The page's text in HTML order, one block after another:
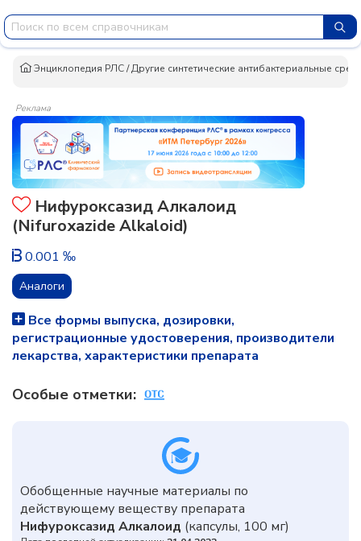
Энциклопедия РЛС/Другие синтетические антибактериальные
Реклама
Нифуроксазид Алкалоид
(Nifuroxazide Alkaloid)
0.001 ‰
Аналоги
Все формы выпуска, дозировки,
регистрационные удостоверения, производители
лекарства, характеристики препарата
Особые отметки:
Обобщенные научные материалы по
действующему веществу препарата
Нифуроксазид Алкалоид (капсулы, 100 мг)